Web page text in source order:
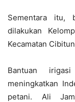
Sementara itu,
dilakukan
Kecamatan
Bantuan
meningkatkan
petani. Ali